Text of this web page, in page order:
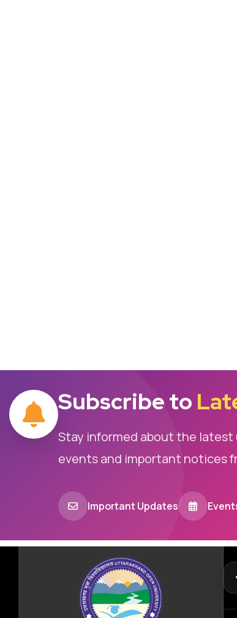
Subscribe to
Stay informed about the latest
events and important notices
Important Updates